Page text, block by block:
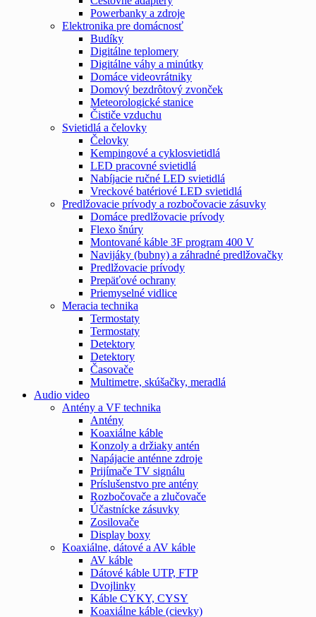
Powerbanky a zdroje
Elektronika pre domácnosť
Budíky
Digitálne teplomery
Digitálne váhy a minútky
Domáce videovrátniky
Domový bezdrôtový zvonček
Meteorologické stanice
Čističe vzduchu
Svietidlá a čelovky
Čelovky
Kempingové a cyklosvietidlá
LED pracovné svietidlá
Nabíjacie ručné LED svietidlá
Vreckové batériové LED svietidlá
Predlžovacie prívody a rozbočovacie zásuvky
Domáce predlžovacie prívody
Flexo šnúry
Montované káble 3F program 400 V
Navijáky (bubny) a záhradné predlžovačky
Predlžovacie prívody
Prepäťové ochrany
Priemyselné vidlice
Meracia technika
Termostaty
Termostaty
Detektory
Detektory
Časovače
Multimetre, skúšačky, meradlá
Audio video
Antény a VF technika
Antény
Koaxiálne káble
Konzoly a držiaky antén
Napájacie anténne zdroje
Prijímače TV signálu
Príslušenstvo pre antény
Rozbočovače a zlučovače
Účastnícke zásuvky
Zosilovače
Display boxy
Koaxiálne, dátové a AV káble
AV káble
Dátové káble UTP, FTP
Dvojlinky
Káble CYKY, CYSY
Koaxiálne káble (cievky)